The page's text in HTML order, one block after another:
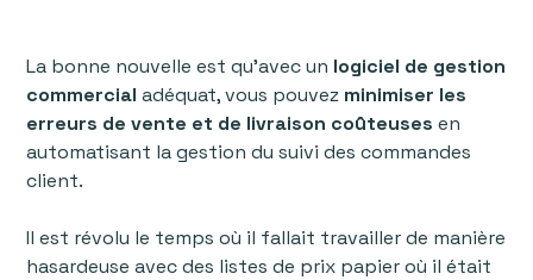
‍‍La bonne nouvelle est qu'avec un logiciel de gestion
commercialadéquat, vous pouvez minimiser les
erreurs de vente et de livraison coûteuses en
automatisant la gestion du suivi des commandes
client.
Il est révolu le temps où il fallait travailler de manière
hasardeuse avec des listes de prix papier où il était